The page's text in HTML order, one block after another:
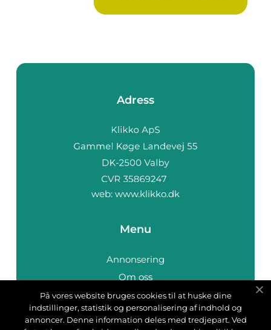
Adress
web: www.klikko.dk
Menu
Annonsering
Om oss
Cookies
Kontakta oss
På vores website bruges cookies til at huske dine
indstillinger, statistik og personalisering af indhold og
annoncer. Denne information deles med tredjepart. Ved